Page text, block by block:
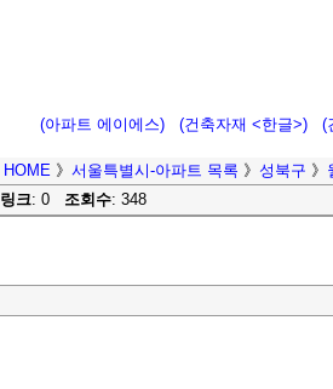
(아파트 에이에스) (건축자재 <한글>) (
HOME 》 서울특별시-아파트 목록 》 성북구 》
링크: 0 조회수: 348